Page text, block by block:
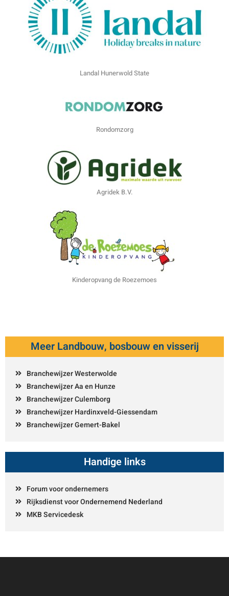
Landal Hunerwold State
Rondomzorg
Agridek B.V.
Kinderopvang de Roezemoes
Meer Landbouw, bosbouw en visserij
Branchewijzer Westerwolde
Branchewijzer Aa en Hunze
Branchewijzer Culemborg
Branchewijzer Hardinxveld-Giessendam
Branchewijzer Gemert-Bakel
Handige links
Forum voor ondernemers
Rijksdienst voor Ondernemend Nederland
MKB Servicedesk